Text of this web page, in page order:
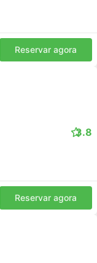
Reservar agora
3.8
Reservar agora